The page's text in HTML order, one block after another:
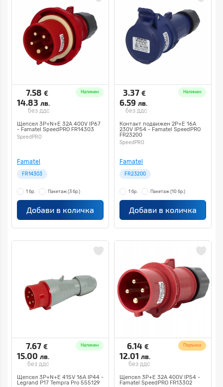
7.58 €
14.83 лв.
без ддс
Наличен
Щепсел 3P+N+E 32A 400V IP67
- Famatel SpeedPRO FR14303
SpeedPRO
Famatel
FR14303
1 бр. Пакетаж (3 бр.)
Добави в количка
3.37 €
6.59 лв.
без ддс
Наличен
Контакт подвижен 2P+E 16A
230V IP54 - Famatel SpeedPRO
FR23200
SpeedPRO
Famatel
FR23200
1 бр. Пакетаж (10 бр.)
Добави в количка
7.67 €
15.00 лв.
без ддс
Наличен
Щепсел 3P+N+E 415V 16A IP44 -
Legrand P17 Tempra Pro 555129
6.14 €
12.01 лв.
без ддс
Поръчка
Щепсел 3P+E 32A 400V IP54 -
Famatel SpeedPRO FR13302